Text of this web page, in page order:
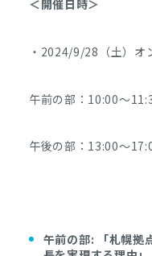
＜開催日時＞
・2024/9/28（土）オ
午前の部：10:00～
午後の部：13:00～
午前の部: 「札幌拠